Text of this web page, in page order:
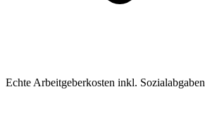
Echte Arbeitgeberkosten inkl. Sozialabgaben